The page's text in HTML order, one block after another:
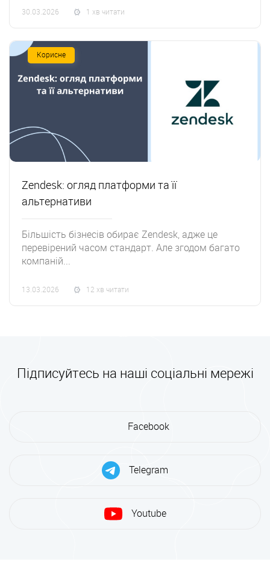
30.03.2026 1 хв читати
Zendesk: огляд платформи та її
альтернативи
Більшість бізнесів обирає Zendesk, адже це
перевірений часом стандарт. Але згодом багато
компаній...
13.03.2026 12 хв читати
Корисне
Підписуйтесь на наші соціальні мережі
Facebook
Telegram
Youtube